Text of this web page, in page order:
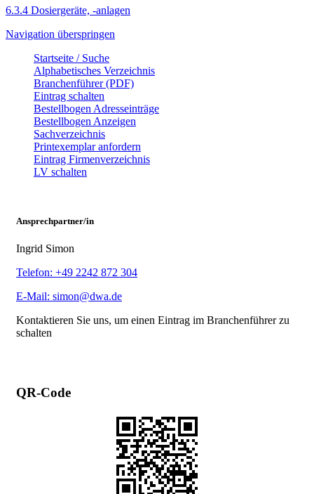
6.3.4 Dosiergeräte, -anlagen
Navigation überspringen
Startseite / Suche
Alphabetisches Verzeichnis
Branchenführer (PDF)
Eintrag schalten
Bestellbogen Adresseinträge
Bestellbogen Anzeigen
Sachverzeichnis
Printexemplar anfordern
Eintrag Firmenverzeichnis
LV schalten
Ansprechpartner/in
Ingrid Simon
Telefon: +49 2242 872 304
E-Mail: simon@dwa.de
Kontaktieren Sie uns, um einen Eintrag im Branchenführer zu
schalten
QR-Code